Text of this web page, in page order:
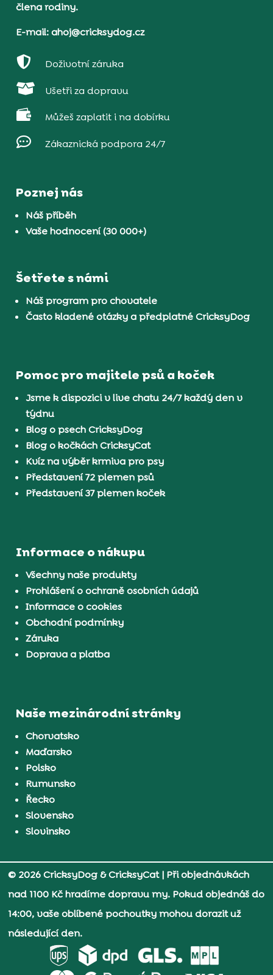
člena rodiny.
E-mail: ahoj@cricksydog.cz
 Doživotní záruka
 Ušetři za dopravu
 Můžeš zaplatit i na dobírku
 Zákaznická podpora 24/7
Poznej nás
Náš příběh
Vaše hodnocení (30 000+)
Šetřete s námi
Náš program pro chovatele
Často kladené otázky a předplatné CricksyDog
Pomoc pro majitele psů a koček
Jsme k dispozici v live chatu 24/7 každý den v
týdnu
Blog o psech CricksyDog
Blog o kočkách CricksyCat
Kvíz na výběr krmiva pro psy
Představení 72 plemen psů
Představení 37 plemen koček
Informace o nákupu
Všechny naše produkty
Prohlášení o ochraně osobních údajů
Informace o cookies
Obchodní podmínky
Záruka
Doprava a platba
Naše mezinárodní stránky
Chorvatsko
Maďarsko
Polsko
Rumunsko
Řecko
Slovensko
Slovinsko
© 2026 CricksyDog & CricksyCat| Při objednávkách
nad 1100 Kč hradíme dopravu my. Pokud objednáš do
14:00, vaše oblíbené pochoutky mohou dorazit už
následující den.